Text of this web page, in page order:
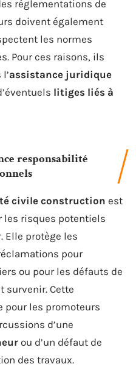
réglementations de
doivent également
les normes
Pour ces raisons, ils
assistance juridique
litiges liés à
responsabilité
civile construction est
les risques potentiels
Elle protège les
pour
ou pour les défauts de
survenir. Cette
pour les promoteurs
d’une
ou d’un défaut de
des travaux.